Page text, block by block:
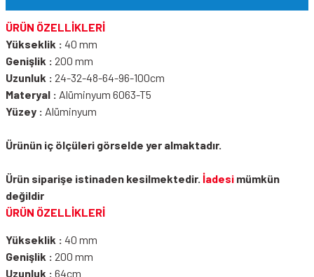
ÜRÜN ÖZELLİKLERİ
Yükseklik : 40 mm
Genişlik : 200 mm
Uzunluk : 24-32-48-64-96-100cm
Materyal : Alüminyum 6063-T5
Yüzey : Alüminyum
Ürünün iç ölçüleri görselde yer almaktadır.
Ürün siparişe istinaden kesilmektedir. İadesi mümkün
değildir
ÜRÜN ÖZELLİKLERİ
Yükseklik : 40 mm
Genişlik : 200 mm
Uzunluk : 64cm